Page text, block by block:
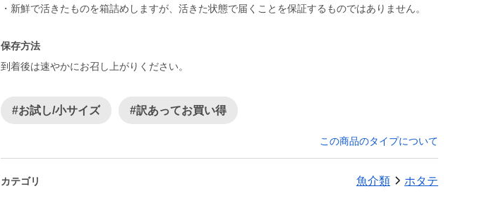
・新鮮で活きたものを箱詰めしますが、活きた状態で届くことを保証するものではありません。
保存方法
到着後は速やかにお召し上がりください。
#お試し/小サイズ #訳あってお買い得
この商品のタイプについて
カテゴリ 魚介類 ホタテ